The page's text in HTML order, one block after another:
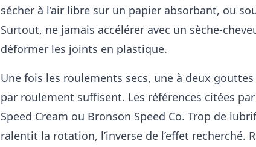
sécher à l’air libre sur un papier absorbant, ou
Surtout, ne jamais accélérer avec un sèche-
déformer les joints en plastique.
Une fois les roulements secs, une à deux
par roulement suffisent. Les références citées
Speed Cream ou Bronson Speed Co. Trop de
ralentit la rotation, l’inverse de l’effet recherché.